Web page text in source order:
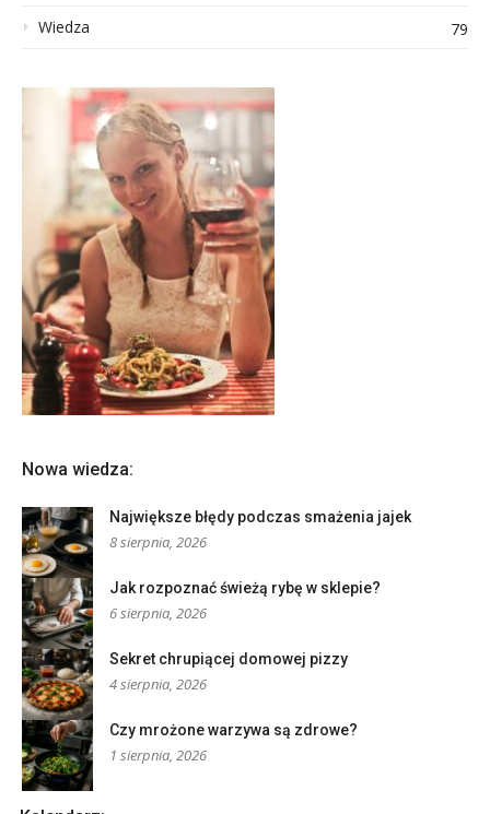
Wiedza
79
Nowa wiedza:
Największe błędy podczas smażenia jajek
8 sierpnia, 2026
Jak rozpoznać świeżą rybę w sklepie?
6 sierpnia, 2026
Sekret chrupiącej domowej pizzy
4 sierpnia, 2026
Czy mrożone warzywa są zdrowe?
1 sierpnia, 2026